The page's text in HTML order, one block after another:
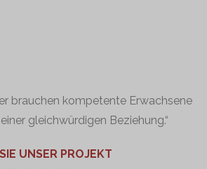
brauchen kompetente Erwachsene
gleichwürdigen Beziehung.“
UNSER PROJEKT